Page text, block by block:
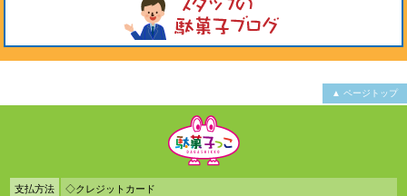
▲ ページトップ
支払方法
◇クレジットカード